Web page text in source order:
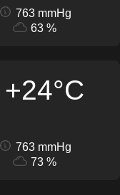
763 mmHg
63 %
+24°C
763 mmHg
73 %